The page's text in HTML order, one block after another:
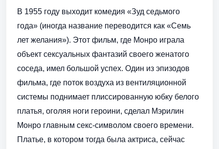
В 1955 году выходит комедия «Зуд седьмого
года» (иногда название переводится как «Семь
лет желания»). Этот фильм, где Монро играла
объект сексуальных фантазий своего женатого
соседа, имел большой успех. Один из эпизодов
фильма, где поток воздуха из вентиляционной
системы поднимает плиссированную юбку белого
платья, оголяя ноги героини, сделал Мэрилин
Монро главным секс-символом своего времени.
Платье, в котором тогда была актриса, сейчас